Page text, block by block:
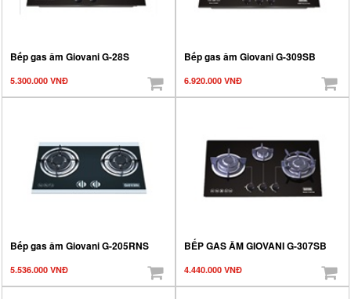
Bếp gas âm Giovani G-28S
5.300.000 VNĐ
Bếp gas âm Giovani G-309SB
6.920.000 VNĐ
Bếp gas âm Giovani G-205RNS
5.536.000 VNĐ
BẾP GAS ÂM GIOVANI G-307SB
4.440.000 VNĐ